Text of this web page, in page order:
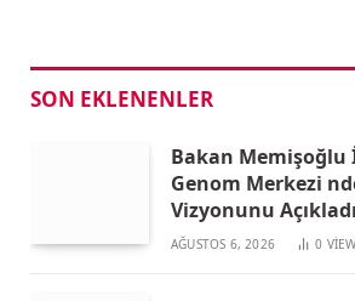
SON EKLENENLER
Bakan Memişoğlu
Genom Merkezi
Vizyonunu Açıkladı
AĞUSTOS 6, 2026 0